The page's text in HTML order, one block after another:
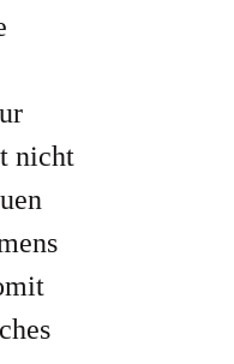
nicht